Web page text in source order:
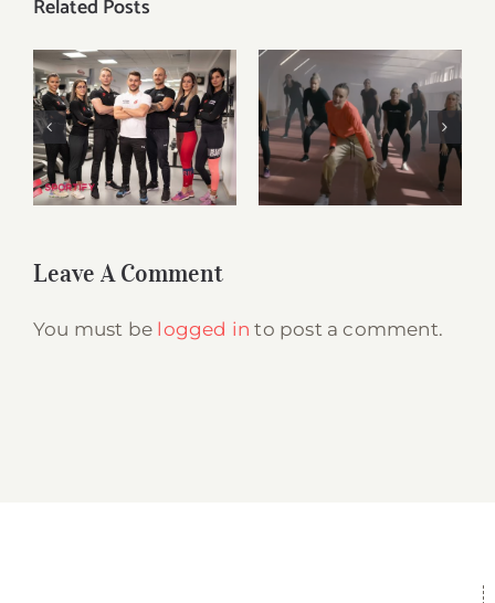
Related Posts
Noi suntem
Sportify
Mereu
aici, pentru tine
și-a lansat primul
single, iar Mireya
Gonzalez a fost
cea care a creat
videoclipul. O
parte din filmari
Leave A Comment
You must be logged in to post a comment.